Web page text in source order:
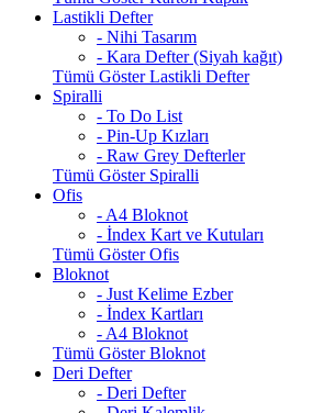
Lastikli Defter
- Nihi Tasarım
- Kara Defter (Siyah kağıt)
Tümü Göster Lastikli Defter
Spiralli
- To Do List
- Pin-Up Kızları
- Raw Grey Defterler
Tümü Göster Spiralli
Ofis
- A4 Bloknot
- İndex Kart ve Kutuları
Tümü Göster Ofis
Bloknot
- Just Kelime Ezber
- İndex Kartları
- A4 Bloknot
Tümü Göster Bloknot
Deri Defter
- Deri Defter